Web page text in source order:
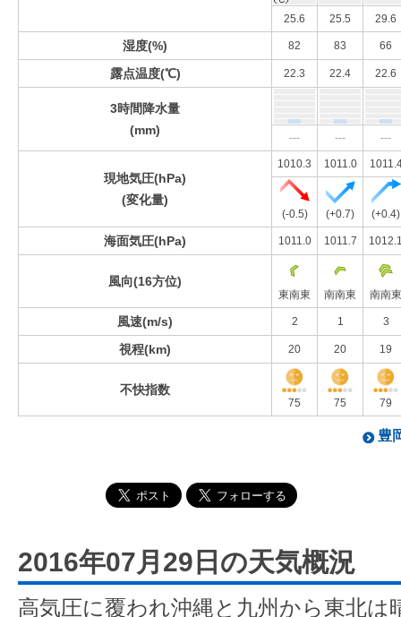
25.6 25.5 29.6
湿度(%) 82 83 66
露点温度(℃) 22.3 22.4 22.6
3時間降水量
(mm)
--- --- ---
現地気圧(hPa)
(変化量)
1010.3 1011.0
(-0.5) (+0.7) (+0.4)
海面気圧(hPa) 1011.0 1011.7
風向(16方位)
東南東 南南東 南南東
風速(m/s) 2 1 3
視程(km) 20 20 19
不快指数
75 75 79
豊
2016年07月29日の天気概況
高気圧に覆われ沖縄と九州から東北は